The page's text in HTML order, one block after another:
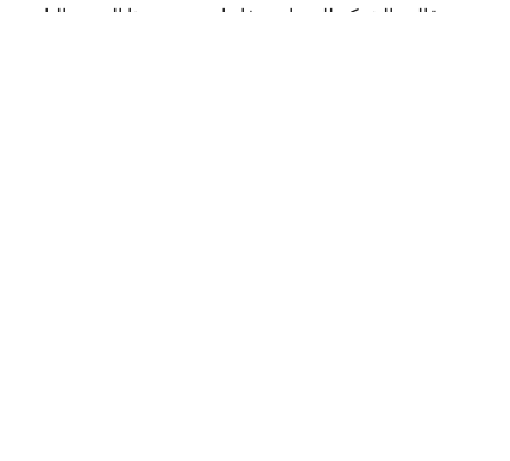
قالب الشبكة للسماعة، فإنها تستخدم هذا النسيج الناتج